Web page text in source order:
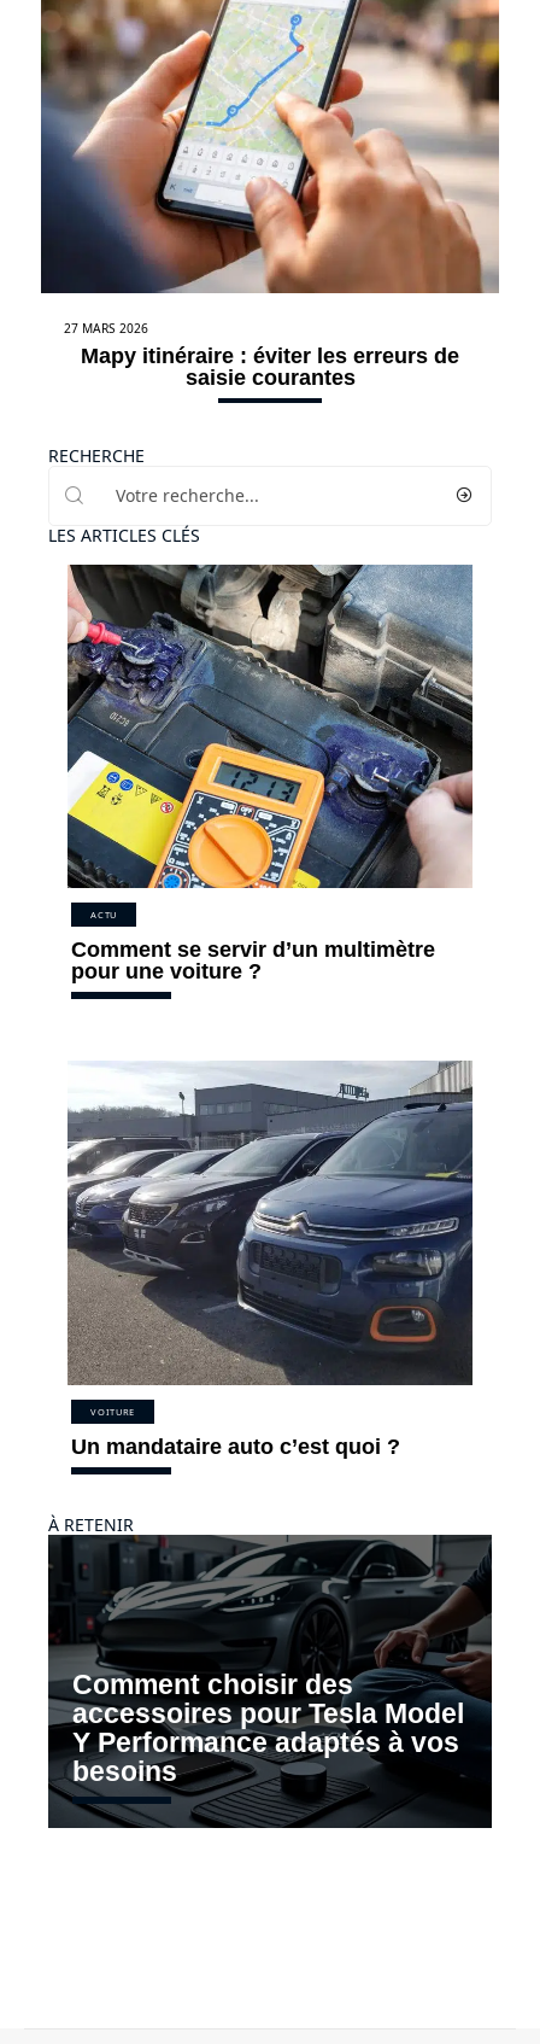
27 MARS 2026
Mapy itinéraire : éviter les erreurs de
saisie courantes
RECHERCHE
LES ARTICLES CLÉS
ACTU
Comment se servir d’un multimètre
pour une voiture ?
VOITURE
Un mandataire auto c’est quoi ?
À RETENIR
Comment choisir des
accessoires pour Tesla Model
Y Performance adaptés à vos
besoins